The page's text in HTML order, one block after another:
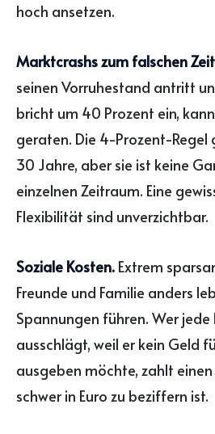
hoch ansetzen.
Marktcrashs zum falschen
seinen Vorruhestand antritt
bricht um 40 Prozent ein,
geraten. Die 4-Prozent-
30 Jahre, aber sie ist keine
einzelnen Zeitraum. Eine
Flexibilität sind unverzichtbar.
Soziale Kosten. Extrem
Freunde und Familie anders
Spannungen führen. Wer jede
ausschlägt, weil er kein Geld
ausgeben möchte, zahlt
schwer in Euro zu beziffern ist.